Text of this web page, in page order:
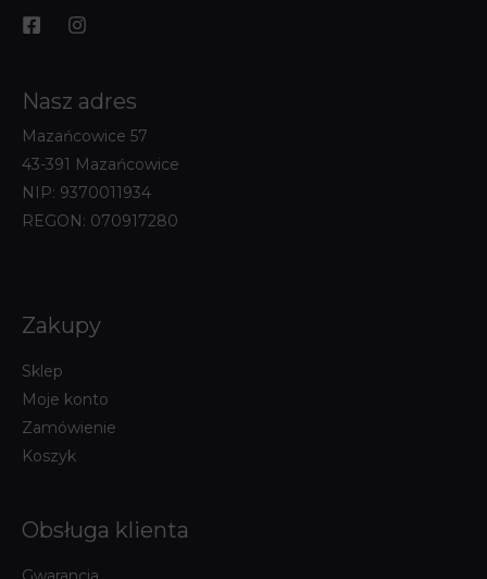
Nasz adres
Mazańcowice 57
43-391 Mazańcowice
NIP: 9370011934
REGON: 070917280
Zakupy
Sklep
Moje konto
Zamówienie
Koszyk
Obsługa klienta